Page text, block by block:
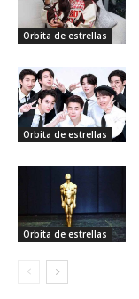
Orbita de estrellas
Orbita de estrellas
Orbita de estrellas